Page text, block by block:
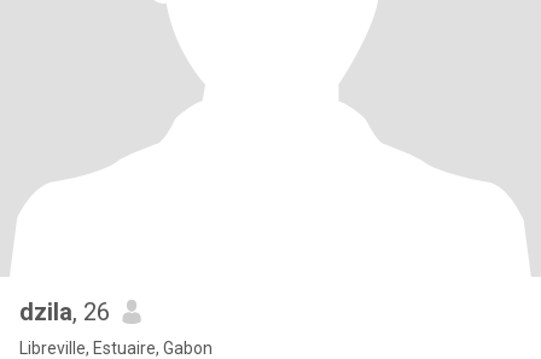
dzila, 26
Libreville, Estuaire, Gabon